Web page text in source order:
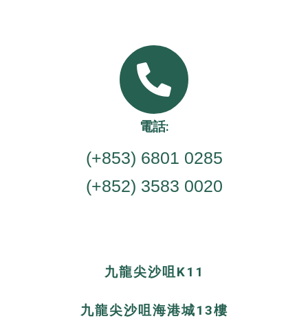
電話:
(+853) 6801 0285
(+852) 3583 0020
九龍尖沙咀K11
九龍尖沙咀海港城13樓